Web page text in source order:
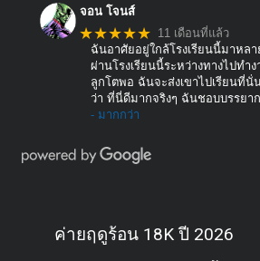
จอน โจนส์
★★★★★ 11 เดือนที่แล้ว
ฉันอาศัยอยู่ใกล้โรงเรียนนี้มาหล
ผ่านโรงเรียนนี้ระหว่างทางไปทำ
ลูกโตพอ ฉันจะส่งเขาไปเรียนที่
ว่า ที่นี่ดีมากจริงๆ ฉันชอบบรรย
- มากกว่า
ค่ายฤดูร้อน 18K ปี 2026